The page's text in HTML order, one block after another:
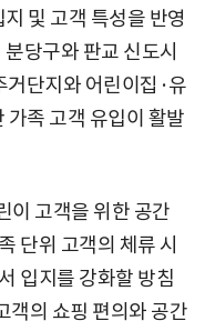
및 고객 특성을 반영
당구와 판교 신도시
거단지와 어린이집·유
족 고객 유입이 활발
이 고객을 위한 공간
단위 고객의 체류 시
입지를 강화할 방침
객의 쇼핑 편의와 공간